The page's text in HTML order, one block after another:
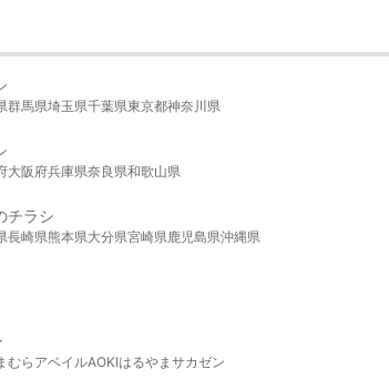
群馬県埼玉県千葉県東京都神奈川県
大阪府兵庫県奈良県和歌山県
チラシ
長崎県熊本県大分県宮崎県鹿児島県沖縄県
むら アベイルAOKIはるやま サカゼン